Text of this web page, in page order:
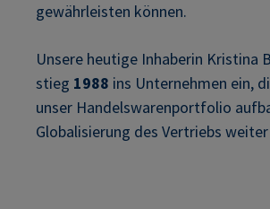
gewährleisten können.
Unsere heutige Inhaberin Kristina
stieg 1988 ins Unternehmen ein,
unser Handelswarenportfolio
Globalisierung des Vertriebs